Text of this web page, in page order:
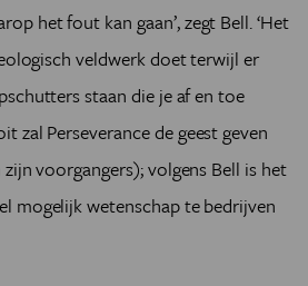
Marsmateriaal. Met de lasers wordt
verdampt; de spectrometers
de samenstelling van het
Habitable Environments with
for Organics and Chemicals)
aan Marsstenen en kan
detecteren.
for X-ray Lithochemistry)
het fout kan gaan’, zegt Bell. ‘Het
veldwerk doet terwijl er
staan die je af en toe
zal Perseverance de geest geven
voorgangers); volgens Bell is het
mogelijk wetenschap te bedrijven